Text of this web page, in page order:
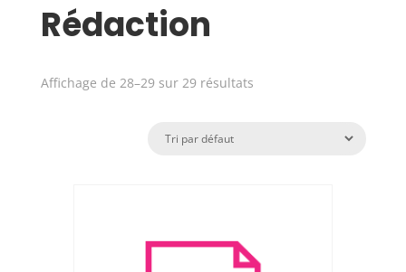
Rédaction
Affichage de 28–29 sur 29 résultats